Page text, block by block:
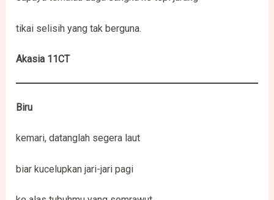
tikai selisih yang tak berguna.
Akasia 11CT
Biru
kemari, datanglah segera laut
biar kucelupkan jari-jari pagi